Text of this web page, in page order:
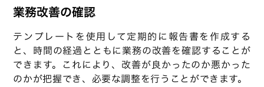
業務改善の確認
テンプレートを使用して定期的に報告書を作成する
と、時間の経過とともに業務の改善を確認することが
できます。これにより、改善が良かったのか悪かった
のかが把握でき、必要な調整を行うことができます。